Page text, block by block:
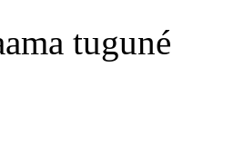
tuguné